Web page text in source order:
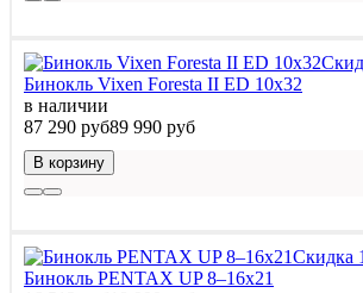
Бинокль Vixen Foresta II ED 10x32
в наличии
87 290 руб89 990 руб
В корзину
Скидка
Бинокль PENTAX UP 8–16x21